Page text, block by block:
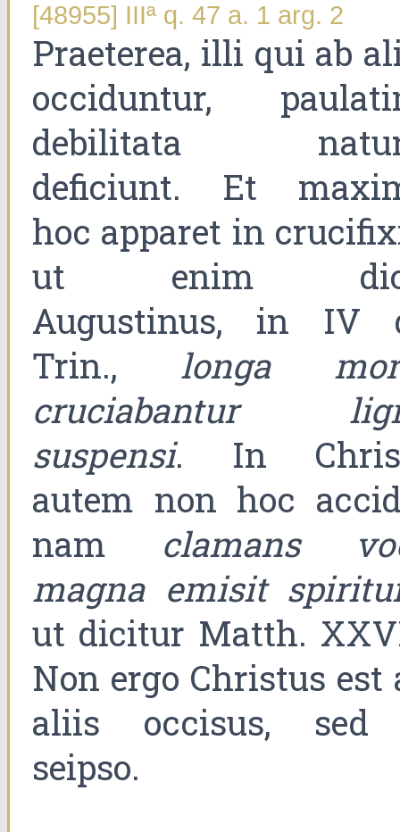
[48955] IIIª q. 47 a. 1 arg. 2
Praeterea, illi qui ab
occiduntur,
debilitata
deficiunt. Et
hoc apparet in
ut enim
Augustinus, in IV
Trin., longa
cruciabantur
suspensi. In
autem non hoc
nam clamans
magna emisit
ut dicitur Matth.
Non ergo Christus est
aliis occisus,
seipso.